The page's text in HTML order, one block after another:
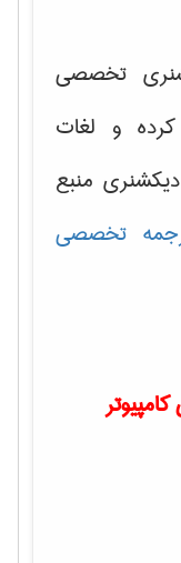
تخصصی
کرده و لغات
منبع
تخصصی